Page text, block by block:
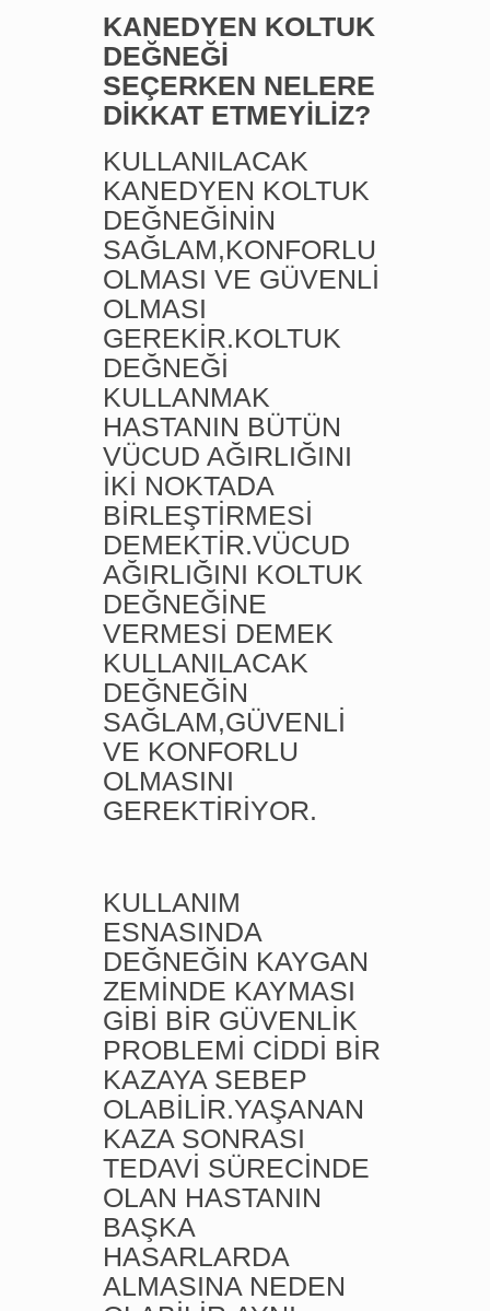
KANEDYEN KOLTUK
DEĞNEĞİ
SEÇERKEN NELERE
DİKKAT ETMEYİLİZ?
KULLANILACAK
KANEDYEN KOLTUK
DEĞNEĞİNİN
SAĞLAM,KONFORLU
OLMASI VE GÜVENLİ
OLMASI
GEREKİR.KOLTUK
DEĞNEĞİ
KULLANMAK
HASTANIN BÜTÜN
VÜCUD AĞIRLIĞINI
İKİ NOKTADA
BİRLEŞTİRMESİ
DEMEKTİR.VÜCUD
AĞIRLIĞINI KOLTUK
DEĞNEĞİNE
VERMESİ DEMEK
KULLANILACAK
DEĞNEĞİN
SAĞLAM,GÜVENLİ
VE KONFORLU
OLMASINI
GEREKTİRİYOR.
KULLANIM
ESNASINDA
DEĞNEĞİN KAYGAN
ZEMİNDE KAYMASI
GİBİ BİR GÜVENLİK
PROBLEMİ CİDDİ BİR
KAZAYA SEBEP
OLABİLİR.YAŞANAN
KAZA SONRASI
TEDAVİ SÜRECİNDE
OLAN HASTANIN
BAŞKA
HASARLARDA
ALMASINA NEDEN